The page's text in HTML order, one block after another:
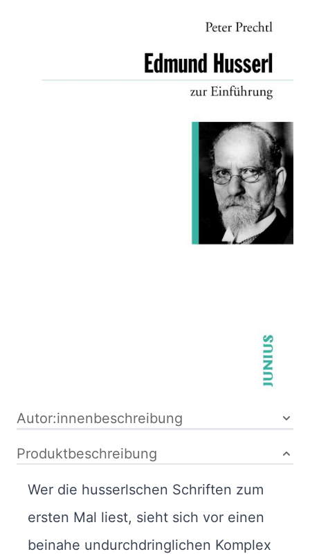
Edmund Husserl
zur Einführung
01.03.2012
Autor:innenbeschreibung
Produktbeschreibung
Wer die husserlschen Schriften zum
ersten Mal liest, sieht sich vor einen
beinahe undurchdringlichen Komplex